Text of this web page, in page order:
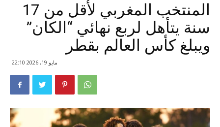
المنتخب المغربي لأقل من 17
سنة يتأهل لربع نهائي “الكان”
ويبلغ كأس العالم بقطر
مايو 19, 2026 22:10